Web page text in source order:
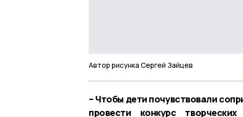
Автор рисунка Сергей Зайцев
– Чтобы дети почувствовали
провести конкурс